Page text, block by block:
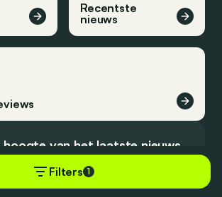
Filters 1
Recentste
nieuws
van het laatste nieuws.